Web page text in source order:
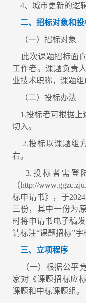
4、城市更新的逻
二、招标对象和投
（一）招标对象
此次课题招标面
工作者。课题负责
业技术职称，课题组
（二）投标办法
1.投标者可根据上
切入。
2.投标以课题组
右。
3.投标者需登
（http://
标申请书》，于
三份，其中一份为
时将申请书电子稿
请标注“课题招标”字
三、立项程序
（一）根据公平
家对《课题招标应
课题和中标课题组。